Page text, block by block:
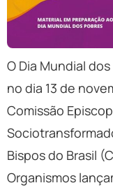
O Dia Mundial
no dia 13 de
Comissão
Bispos do Brasil
Organismos